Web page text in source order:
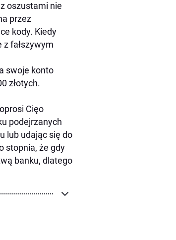
oszustami nie
przez
kody. Kiedy
z fałszywym
swoje konto
złotych.
Cięo
podejrzanych
lub udając się do
stopnia, że gdy
banku, dlatego